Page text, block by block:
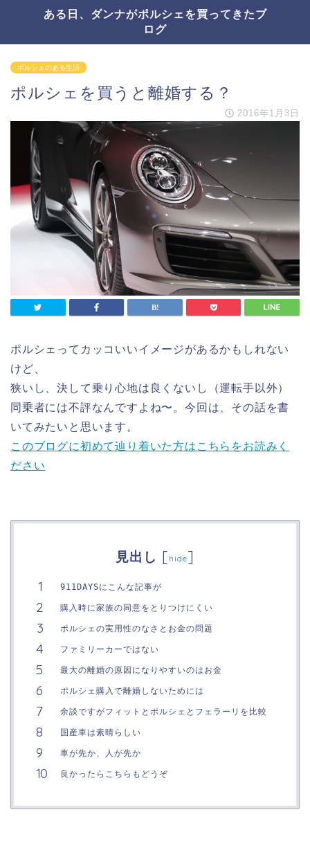
ある日、ダンナがポルシェを買ってきたブ
ログ
ポルシェのある生活
ポルシェを買うと離婚する？
2016年1月3日
ポルシェってカッコいいイメージがあるかもしれない
けど、
狭いし、決して乗り心地は良くないし（運転手以外）
同乗者には不評なんですよね〜。今回は、その話を書
いてみたいと思います。
このブログに初めて辿り着いた方はこちらをお読みく
ださい
見出し [ hide]
911DAYSにこんな記事が
購入時に家族の同意をとりつけにくい
ポルシェの実用性のなさとお金の問題
ファミリーカーではない
最大の離婚の原因になりやすいのはお金
ポルシェ購入で離婚しないためには
余談ですがフィットとポルシェとフェラーリを比較
国産車は素晴らしい
車が先か、人が先か
良かったらこちらもどうぞ